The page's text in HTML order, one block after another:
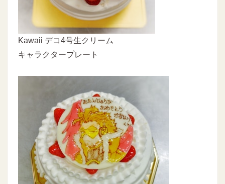
Kawaii デコ4号生クリーム
キャラクタープレート